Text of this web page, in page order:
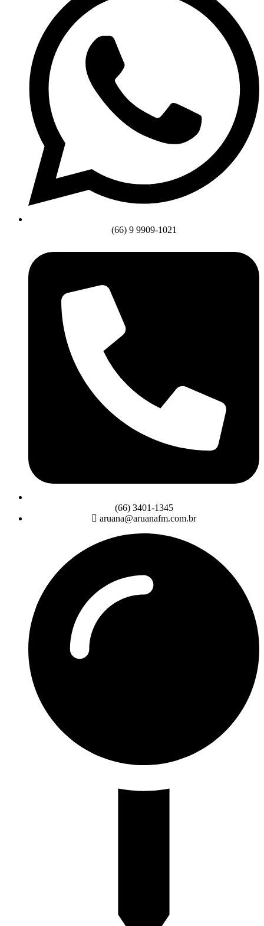
(66) 9 9909-1021
(66) 3401-1345
aruana@aruanafm.com.br